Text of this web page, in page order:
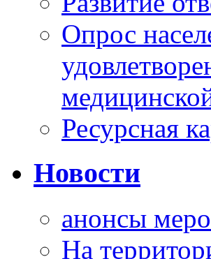
Опрос
Ресурсная
Новости
анонсы
На